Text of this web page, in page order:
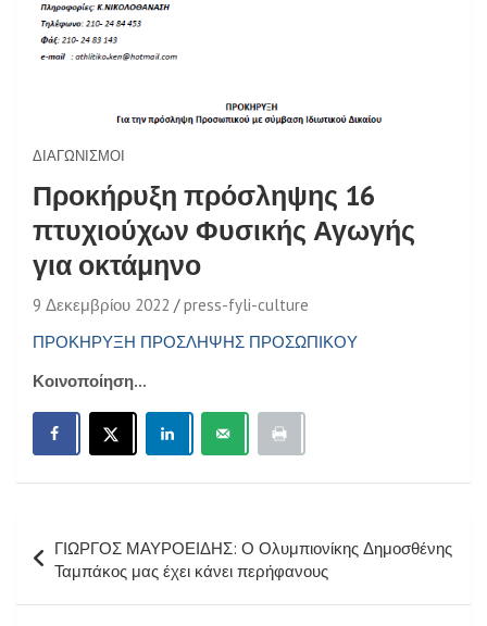
ΔΙΑΓΩΝΙΣΜΟΊ
Προκήρυξη πρόσληψης 16
πτυχιούχων Φυσικής Αγωγής
για οκτάμηνο
9 Δεκεμβρίου 2022
press-fyli-culture
ΠΡΟΚΗΡΥΞΗ ΠΡΟΣΛΗΨΗΣ ΠΡΟΣΩΠΙΚΟΥ
Κοινοποίηση...
άρθρων
ΓΙΩΡΓΟΣ ΜΑΥΡΟΕΙΔΗΣ: Ο Ολυμπιονίκης Δημοσθένης
Ταμπάκος μας έχει κάνει περήφανους